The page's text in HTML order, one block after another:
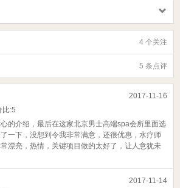
4 个关注
5 条点评
2017-11-16
比:5
的介绍，最后在这家北京男士高端spa会所里面选
一下，没想到令我非常满意，还很优惠，水疗师
漂亮，热情，关键项目做的太好了，让人意犹未
2017-11-14